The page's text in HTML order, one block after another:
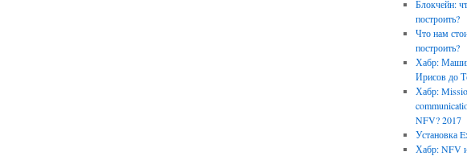
Блокчейн:
построить?
Что нам
построить?
Хабр:
Ирисов до
Хабр:
NFV? 2017
Установка
Хабр: NFV